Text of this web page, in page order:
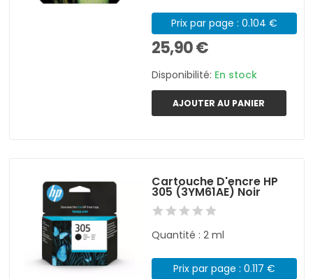
Prix par page : 0.104 €
25,90 €
Disponibilité: En stock
AJOUTER AU PANIER
Cartouche D'encre HP
305 (3YM61AE) Noir
Quantité : 2 ml
Prix par page : 0.117 €